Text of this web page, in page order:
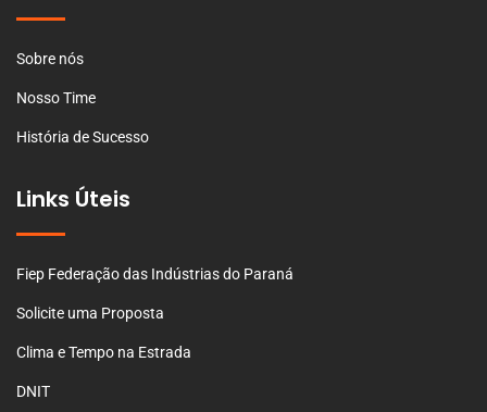
Sobre nós
Nosso Time
História de Sucesso
Links Úteis
Fiep Federação das Indústrias do Paraná
Solicite uma Proposta
Clima e Tempo na Estrada
DNIT